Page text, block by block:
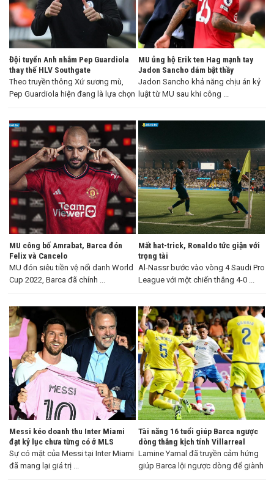
Đội tuyển Anh nhắm Pep Guardiola
thay thế HLV Southgate
Theo truyền thông Xứ sương mù,
Pep Guardiola hiện đang là lựa chọn
MU ủng hộ Erik ten Hag mạnh tay
Jadon Sancho dám bật thầy
Jadon Sancho khả năng chịu án kỷ
luật từ MU sau khi công ...
MU công bố Amrabat, Barca đón
Felix và Cancelo
MU đón siêu tiền vệ nổi danh World
Cup 2022, Barca đã chính ...
Mất hat-trick, Ronaldo tức giận với
trọng tài
Al-Nassr bước vào vòng 4 Saudi Pro
League với một chiến thắng 4-0 ...
Messi kéo doanh thu Inter Miami
đạt kỷ lục chưa từng có ở MLS
Sự có mặt của Messi tại Inter Miami
đã mang lại giá trị ...
Tài năng 16 tuổi giúp Barca ngược
dòng thắng kịch tính Villarreal
Lamine Yamal đã truyền cảm hứng
giúp Barca lội ngược dòng để giành